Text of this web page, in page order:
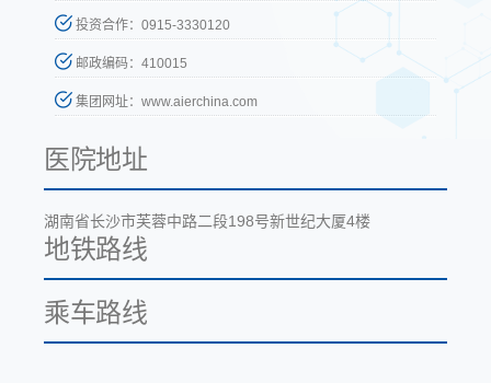
投资合作：0915-3330120
邮政编码：410015
集团网址：www.aierchina.com
医院地址
湖南省长沙市芙蓉中路二段198号新世纪大厦4楼
地铁路线
乘车路线